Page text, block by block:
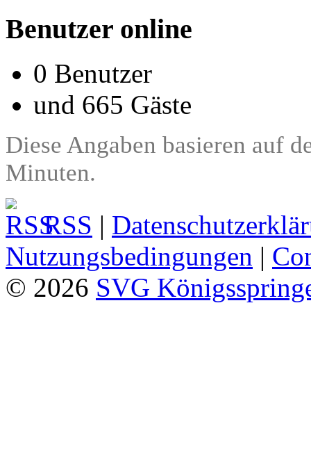
Benutzer online
0 Benutzer
und 665 Gäste
Diese Angaben basieren auf
Minuten.
RSS |
Nutzungsbedingungen |
© 2026 SVG